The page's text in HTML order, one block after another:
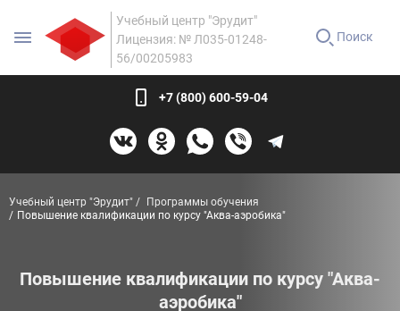
Учебный центр "Эрудит"
Лицензия: № Л035-01248-
56/00205983
Поиск
+7 (800) 600-59-04
Учебный центр "Эрудит"
Программы обучения
Повышение квалификации по курсу "Аква-аэробика"
Повышение квалификации по курсу "Аква-
аэробика"